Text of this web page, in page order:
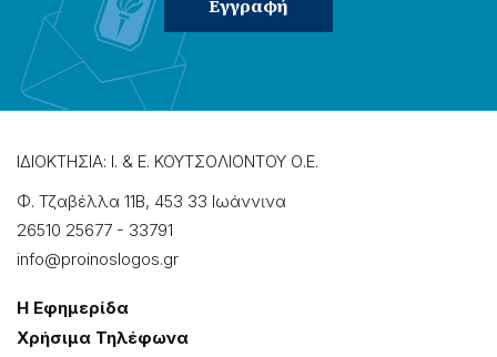
ΙΔΙΟΚΤΗΣΙΑ: Ι. & Ε. ΚΟΥΤΣΟΛΙΟΝΤΟΥ Ο.Ε.
Φ. Τζαβέλλα 11Β, 453 33 Ιωάννɩνα
26510 25677 - 33791
info@proinoslogos.gr
Η Εφημερίδα
Χρήσɩμα Τηλέφωνα